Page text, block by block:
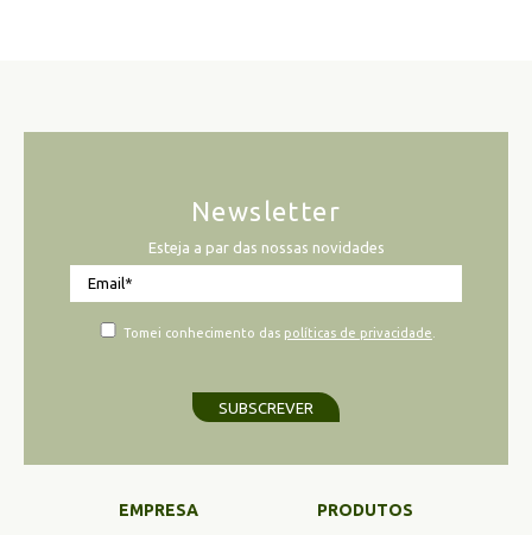
Newsletter
Esteja a par das nossas novidades
Tomei conhecimento das políticas de privacidade
SUBSCREVER
EMPRESA PRODUTOS